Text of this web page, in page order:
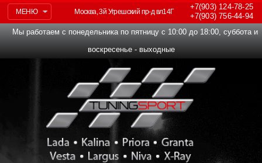
МЕНЮ
+7(903)124-78-25
+7(903)756-44-94
Москва, 3й Угрешский пр-д вл14Г
Мы работаем с понедельника по пятницу с 10:00 до 18:00, суббота и
воскресенье - выходные